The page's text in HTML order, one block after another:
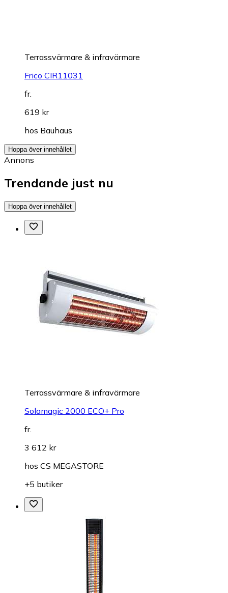
Terrassvärmare & infravärmare
Frico CIR11031
fr.
619 kr
hos Bauhaus
Hoppa över innehållet
Annons
Trendande just nu
Hoppa över innehållet
Terrassvärmare & infravärmare
Solamagic 2000 ECO+ Pro
fr.
3 612 kr
hos CS MEGASTORE
+5 butiker